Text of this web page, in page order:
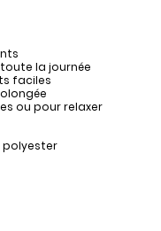
la journée
faciles
ou pour relaxer
polyester